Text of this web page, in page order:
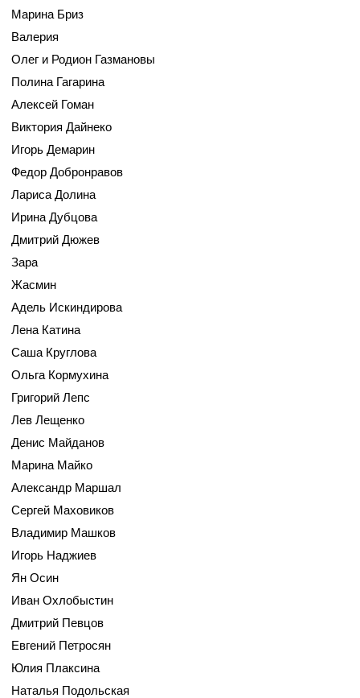
Марина Бриз
Валерия
Олег и Родион Газмановы
Полина Гагарина
Алексей Гоман
Виктория Дайнеко
Игорь Демарин
Федор Добронравов
Лариса Долина
Ирина Дубцова
Дмитрий Дюжев
Зара
Жасмин
Адель Искиндирова
Лена Катина
Саша Круглова
Ольга Кормухина
Григорий Лепс
Лев Лещенко
Денис Майданов
Марина Майко
Александр Маршал
Сергей Маховиков
Владимир Машков
Игорь Наджиев
Ян Осин
Иван Охлобыстин
Дмитрий Певцов
Евгений Петросян
Юлия Плаксина
Наталья Подольская